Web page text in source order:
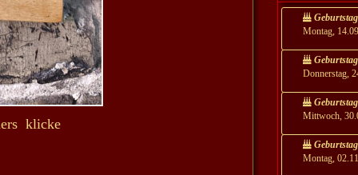
klicke
Montag,
Donnerstag,
Mittwoch,
Montag,